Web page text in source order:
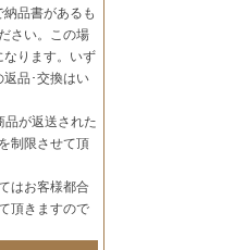
品書があるも
さい。この場
なります。いず
品･交換はい
品が返送された
制限させて頂
はお客様都合
頂きますので